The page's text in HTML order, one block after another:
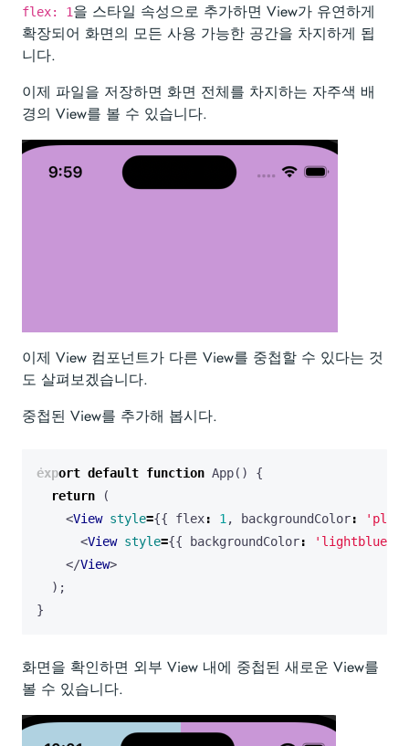
flex: 1을 스타일 속성으로 추가하면 View가 유연하게
확장되어 화면의 모든 사용 가능한 공간을 차지하게 됩
니다.
이제 파일을 저장하면 화면 전체를 차지하는 자주색 배
경의 View를 볼 수 있습니다.
이제 View 컴포넌트가 다른 View를 중첩할 수 있다는 것
도 살펴보겠습니다.
중첩된 View를 추가해 봅시다.
export default function App()
{
return
(
<View style={{ flex: 1, backgroundColor:
'plum'
<View style={{ backgroundColor: 'lightblue'
</View>
);
}
화면을 확인하면 외부 View 내에 중첩된 새로운 View를
볼 수 있습니다.